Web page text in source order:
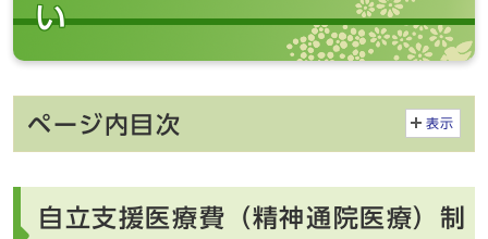
い
ページ内目次 表示
自立支援医療費（精神通院医療）制